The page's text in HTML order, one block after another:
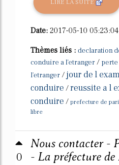
LIRE LA SUITE
Date: 2017-05-10 05:23:04
Thèmes liés : declaration
conduire a l'etranger /
l'etranger /jour de l
conduire /reussite a l
conduire / prefecture de
libre
0
Nous contacter -
- La préfecture de